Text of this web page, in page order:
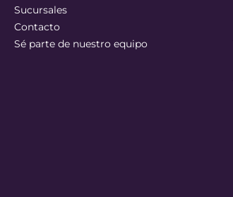
Sucursales
Contacto
Sé parte de nuestro equipo